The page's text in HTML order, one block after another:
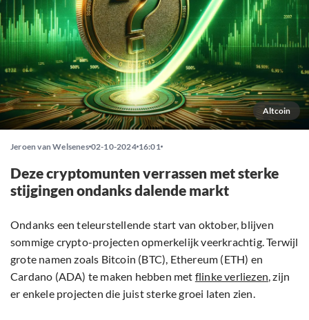
Altcoin
Jeroen van Welsenes 02-10-2024 16:01
Deze cryptomunten verrassen met sterke
stijgingen ondanks dalende markt
Ondanks een teleurstellende start van oktober, blijven
sommige crypto-projecten opmerkelijk veerkrachtig. Terwijl
grote namen zoals Bitcoin (BTC), Ethereum (ETH) en
Cardano (ADA) te maken hebben met flinke verliezen, zijn
er enkele projecten die juist sterke groei laten zien.